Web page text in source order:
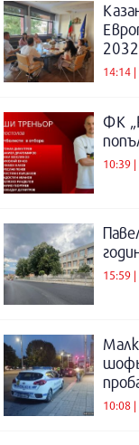
2032
14:14
ФК
10:39
15:59
10:08